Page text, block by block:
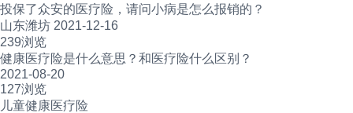
投保了众安的医疗险，请问小病是怎么报销的？
山东潍坊 2021-12-16
239浏览
健康医疗险是什么意思？和医疗险什么区别？
2021-08-20
127浏览
儿童健康医疗险